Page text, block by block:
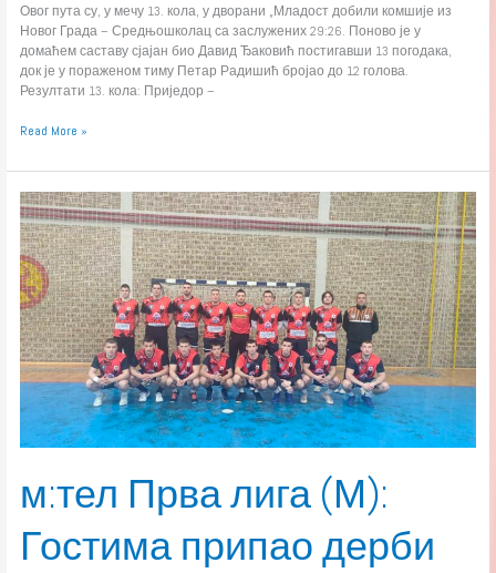
Овог пута су, у мечу 13. кола, у дворани „Младост добили комшије из
Новог Града – Средњошколац са заслужених 29:26. Поново је у
домаћем саставу сјајан био Давид Ђаковић постигавши 13 погодака,
док је у пораженом тиму Петар Радишић бројао до 12 голова.
Резултати 13. кола: Приједор –
Read More »
м:тел Прва лига (М):
Гостима припао дерби
м:тел
Прва
лига
(М):
Гостима
припао
дерби